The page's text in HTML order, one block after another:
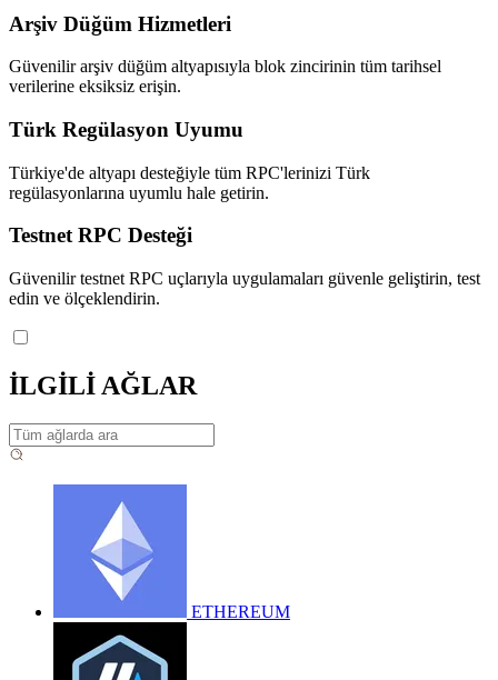
Arşiv Düğüm Hizmetleri
Güvenilir arşiv düğüm altyapısıyla blok zincirinin tüm tarihsel
verilerine eksiksiz erişin.
Türk Regülasyon Uyumu
Türkiye'de altyapı desteğiyle tüm RPC'lerinizi Türk
regülasyonlarına uyumlu hale getirin.
Testnet RPC Desteği
Güvenilir testnet RPC uçlarıyla uygulamaları güvenle geliştirin, test
edin ve ölçeklendirin.
İLGİLİ AĞLAR
ETHEREUM